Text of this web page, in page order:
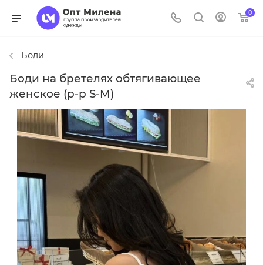
0
Боди
Боди на бретелях обтягивающее
женское (р-р S-M)